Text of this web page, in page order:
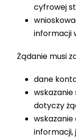
cyfrowej
informacji
Żądanie musi
dane
dotyczy
informacji,